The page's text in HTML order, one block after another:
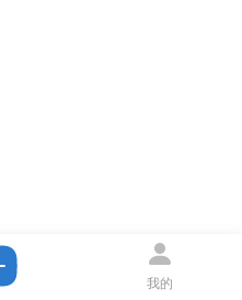
我的